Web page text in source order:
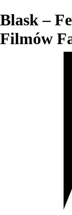
Blask –
Filmów